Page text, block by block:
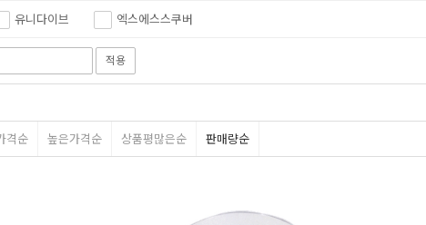
마스크케이스
유니다이브 엑스에스스쿠버
적용
격순 높은가격순 상품평많은순 판매량순